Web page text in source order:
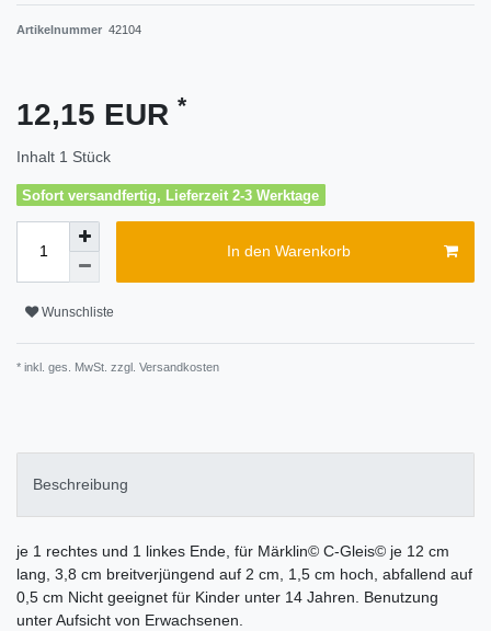
Artikelnummer 42104
12,15 EUR *
Inhalt 1 Stück
Sofort versandfertig, Lieferzeit 2-3 Werktage
In den Warenkorb
Wunschliste
* inkl. ges. MwSt. zzgl. Versandkosten
Beschreibung
je 1 rechtes und 1 linkes Ende, für Märklin© C-Gleis© je 12 cm
lang, 3,8 cm breitverjüngend auf 2 cm, 1,5 cm hoch, abfallend auf
0,5 cm Nicht geeignet für Kinder unter 14 Jahren. Benutzung
unter Aufsicht von Erwachsenen.